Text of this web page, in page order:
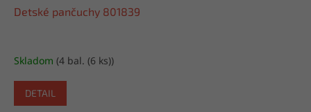
Detské pančuchy 801839
Skladom (4 bal. (6 ks))
DETAIL